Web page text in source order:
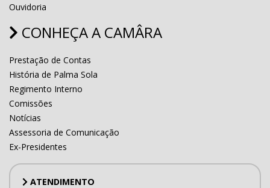
Ouvidoria
CONHEÇA A CAMÂRA
Prestação de Contas
História de Palma Sola
Regimento Interno
Comissões
Notícias
Assessoria de Comunicação
Ex-Presidentes
ATENDIMENTO